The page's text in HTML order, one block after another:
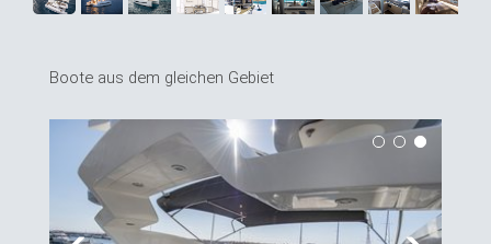
Boote aus dem gleichen Gebiet